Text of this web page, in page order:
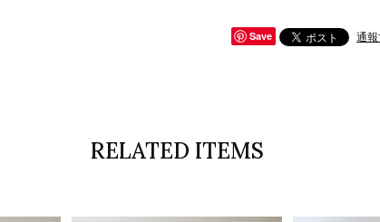
Save 通
RELATED ITEMS